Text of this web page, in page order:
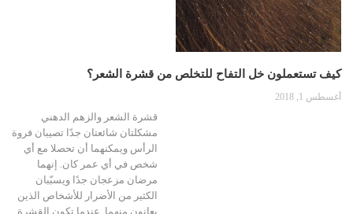
كيف تستعملون خل التفاح للتخلص من قشرة الشعر؟
أغسطس 1, 2018
قشرة الشعر والزهم الدهني
مشكلتان شائعتان جدًا تصيبان فروة
الرأس ويمكنهما أن تحصلا مع أي
شخص في أي عمر كان. إنهما
مرضان مزعجان جدًا ويسبّبان
الكثير من الأضرار للأشخاص الذين
يعانون منهما. عندما تكون القشرة